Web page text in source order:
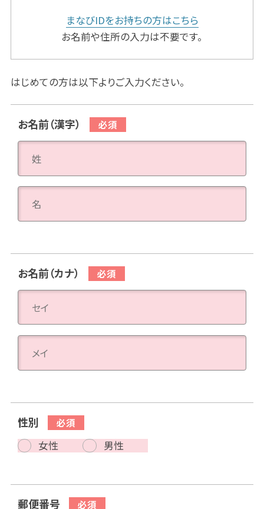
まなびIDをお持ちの方はこちら
お名前や住所の入力は不要です。
はじめての方は以下よりご入力ください。
お名前（漢字）
お名前（カナ）
性別
女性 男性
郵便番号